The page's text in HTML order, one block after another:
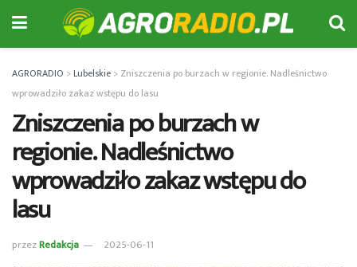
AGRORADIO >Lubelskie > Zniszczenia po burzach w regionie. Nadleśnictwo
wprowadziło zakaz wstępu do lasu
Zniszczenia po burzach w
regionie. Nadleśnictwo
wprowadziło zakaz wstępu do
lasu
przezRedakcja 2025-06-11